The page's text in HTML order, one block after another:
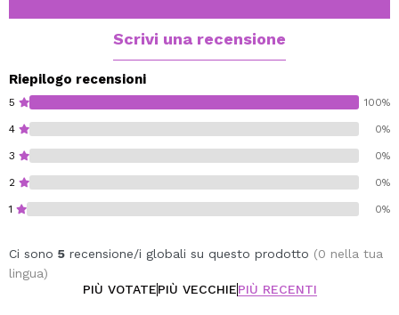
Ridona forza e flessibilità a ogni lavaggio e fornisce
Rafforza e nutre tutti i tipi di capelli.
Scrivi una recensione
Riepilogo recensioni
5 100%
4 0%
3 0%
2 0%
1 0%
Ci sono 5 recensione/i globali su questo prodotto (0 nella tua
lingua)
PIÙ VOTATEPIÙ VECCHIEPIÙ RECENTI